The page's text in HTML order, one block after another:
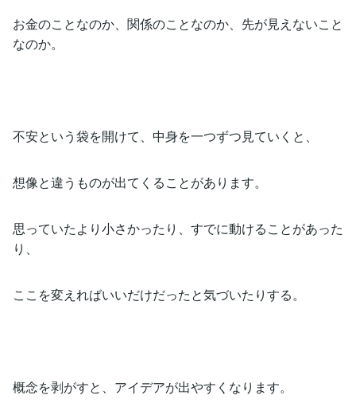
お金のことなのか、関係のことなのか、先が見えないこと
なのか。
不安という袋を開けて、中身を一つずつ見ていくと、
想像と違うものが出てくることがあります。
思っていたより小さかったり、すでに動けることがあった
り、
ここを変えればいいだけだったと気づいたりする。
概念を剥がすと、アイデアが出やすくなります。